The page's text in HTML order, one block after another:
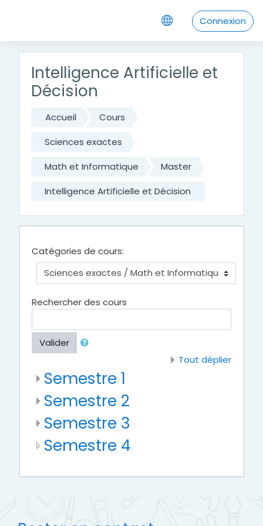
Connexion
Intelligence Artificielle et
Décision
Accueil
Cours
Sciences exactes
Math et Informatique
Master
Intelligence Artificielle et Décision
Catégories de cours:
Rechercher des cours
Valider
Tout déplier
Semestre 1
Semestre 2
Semestre 3
Semestre 4